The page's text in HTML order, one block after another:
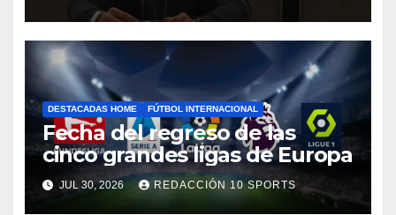
DESTACADAS HOME FÚTBOL INTERNACIONAL
Fecha del regreso de las
cinco grandes ligas de Europa
JUL 30, 2026 REDACCIÓN 10 SPORTS